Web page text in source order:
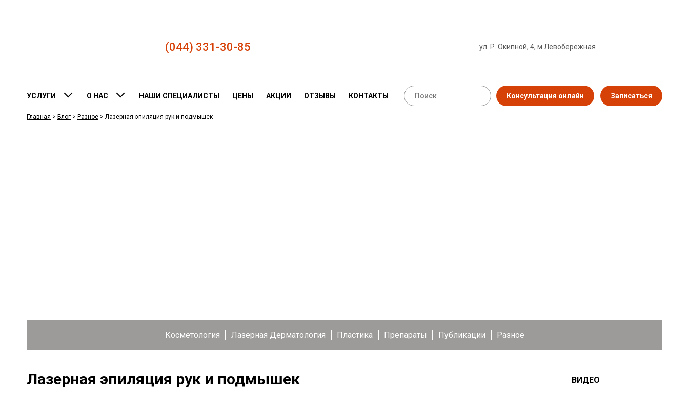
(044) 331-30-85 ул. Р. Окипной, 4, м.Левобережная
УСЛУГИ О НАС НАШИ СПЕЦИАЛИСТЫ ЦЕНЫ АКЦИИ ОТЗЫВЫ КОНТАКТЫ Консультация онлайн Записаться
Главная > Блог > Разное > Лазерная эпиляция рук и подмышек
Косметология Лазерная Дерматология Пластика Препараты Публикации Разное
Лазерная эпиляция рук и подмышек ВИДЕО